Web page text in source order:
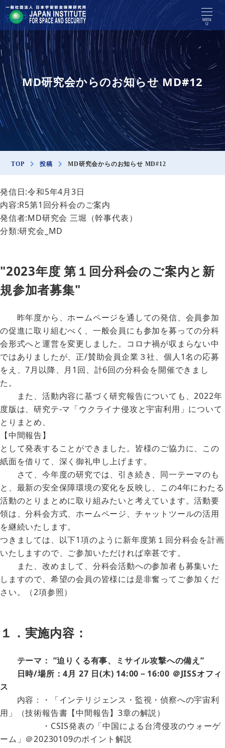
MEN
U
MD研究会からのお知らせ MD#12
TOP 投稿 MD研究会からのお知らせ MD#12
発信日:令和5年4月3日
内容:R5第1回分科会のご案内
発信者:MD研究会 三堀（幹事代表）
分類:研究会_MD
"2023年度 第１回分科会のご案内と新
規参加者募集"
昨年度から、ホームページを通しての発信、会員参加
の促進に取り組むべく、一般会員にも参加を募っての分科
会形式へと運営を変更しました。コロナ禍が収まらない中
ではありましたが、正/賛助会員企業３社、個人1名の応募
をえ、7月以降、月1回、計6回の分科会を開催できまし
た。
また、活動内容に基づく研究報告についても、2022年
度版は、研究テ-マ「ウクライナ侵攻と宇宙利用」について
とりまとめ、
【中間報告】
として発表することができました。皆様のご協力に、この
紙面を借りて、深く御礼申し上げます。
さて、今年度の研究では、引き続き、同一テーマのも
と、最新の安全保障環境の変化を反映し、この4年にわたる
活動のとりまとめに取り組みたいと考えています。活動要
領は、分科会方式、ホームページ、チャットツールの活用
を継続いたします。
つきましては、以下1項のように新年度第１回分科会を計画
いたしますので、ご参加いただければ幸甚です。
また、改めまして、分科会活動への参加者も募集いた
しますので、希望の会員の皆様には是非奮ってご参加くだ
さい。（2項参照）
１．実施内容：
テーマ： ”迫りくる有事、ミサイル攻撃への備え”
日時/場所：4月 27 日(木) 14:00－16:00 ＠JISSオフィ
ス
内容：・「インテリジェンス・監視・偵察への宇宙利
用」（技術報告書【中間報告】3章の解説）
・CSIS発表の「中国による台湾侵攻のウォーゲ
ーム」＠20230109のポイント解説